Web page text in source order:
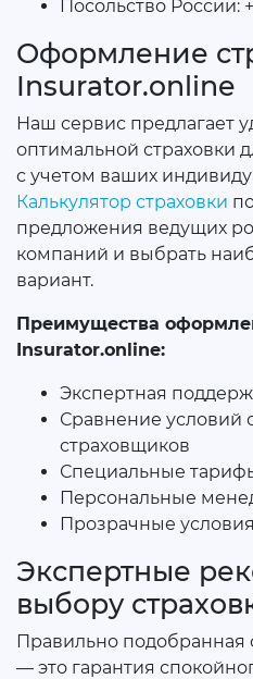
Посольство России:
Оформление
Insurator.online
Наш сервис предлагает
оптимальной страховки
с учетом ваших
Калькулятор страховки
предложения ведущих
компаний и выбрать
вариант.
Преимущества
Insurator.online:
Экспертная
Сравнение условий
страховщиков
Специальные
Персональные
Прозрачные
Экспертные
выбору
Правильно подобранная
— это гарантия